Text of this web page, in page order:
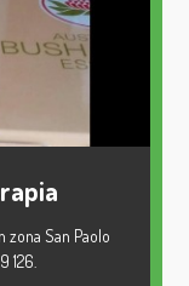
zona San Paolo
126.